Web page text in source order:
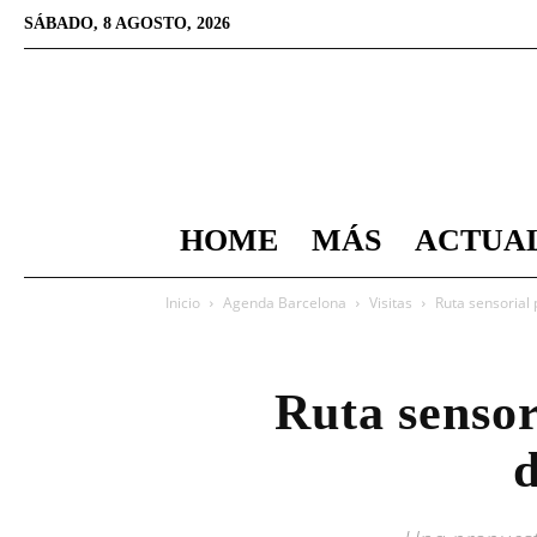
SÁBADO, 8 AGOSTO, 2026
HOME MÁS
Inicio Agenda Barcelona Visitas Ruta sensorial
Ruta